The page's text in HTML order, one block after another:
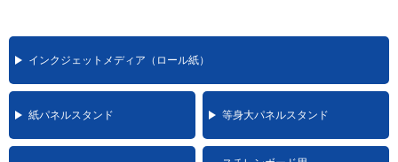
インクジェットメディア（ロール紙）
紙パネルスタンド 等身大パネルスタンド